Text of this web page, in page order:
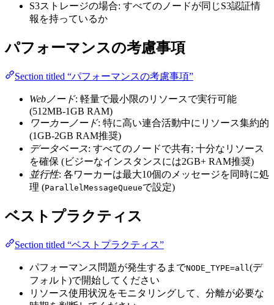
S3ストレージの場合: すべてのノードが同じS3認証情
報を持っているか
パフォーマンスの考慮事項
Section titled “パフォーマンスの考慮事項”
Webノード: 軽量で最小限のリソースで実行可能
(512MB-1GB RAM)
ワーカーノード: 特に高い連合活動中にリソース集約的
(1GB-2GB RAM推奨)
データベース: すべてのノードで共有; 十分なリソース
を確保 (ビジーなインスタンスには2GB+ RAM推奨)
並行性: 各ワーカーは最大10個のメッセージを同時に処
理 (ParallelMessageQueueで設定)
ベストプラクティス
Section titled “ベストプラクティス”
パフォーマンス問題が発生するまでNODE_TYPE=all (デ
フォルト)で開始してください
リソース使用状況をモニタリングして、分離が必要な